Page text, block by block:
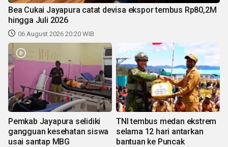
Bea Cukai Jayapura catat devisa ekspor tembus Rp80,2M
hingga Juli 2026
06 August 2026 20:20 WIB
Pemkab Jayapura selidiki
gangguan kesehatan siswa
usai santap MBG
TNI tembus medan ekstrem
selama 12 hari antarkan
bantuan ke Puncak